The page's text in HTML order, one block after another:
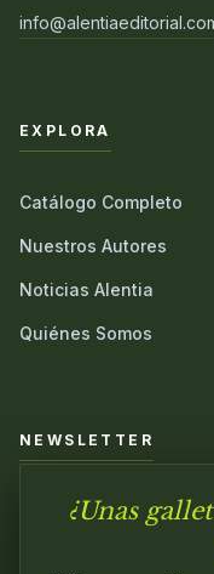
EXPLORA
Catálogo Completo
Nuestros Autores
Noticias Alentia
Quiénes Somos
NEWSLETTER
Únete a nuestra
¿Unas